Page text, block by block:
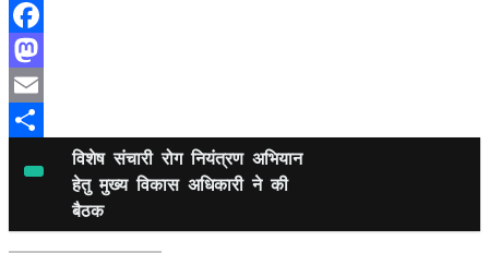
Facebook
Mastodon
Email
विशेष संचारी रोग नियंत्रण अभियान
हेतु मुख्य विकास अधिकारी ने की
बैठक